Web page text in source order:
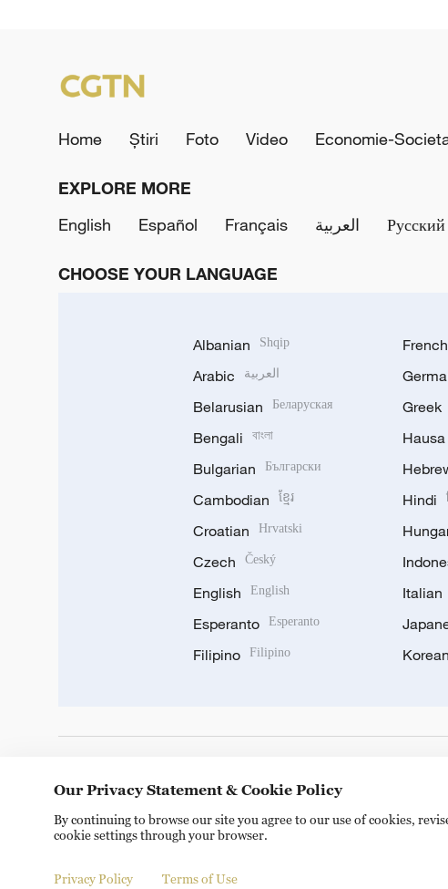
Home Știri Foto Video Economie-
EXPLORE MORE
English
Español Français العربية Русский
CHOOSE YOUR LANGUAGE
Albanian Shqip
Arabic العربية
Belarusian Беларуская
Bengali বাংলা
Bulgarian Български
Cambodian ខ្មែរ
Croatian Hrvatski
Czech Český
English English
Esperanto Esperanto
Filipino Filipino
French
Greek
Hausa
Hindi
Italian
Korean
Copyright © 2024 CGTN. 京ICP备20000184号
Our Privacy Statement & Cookie Policy
By continuing to browse our site you agree to our use of cookies,
cookie settings through your browser.
Privacy Policy Terms of Use